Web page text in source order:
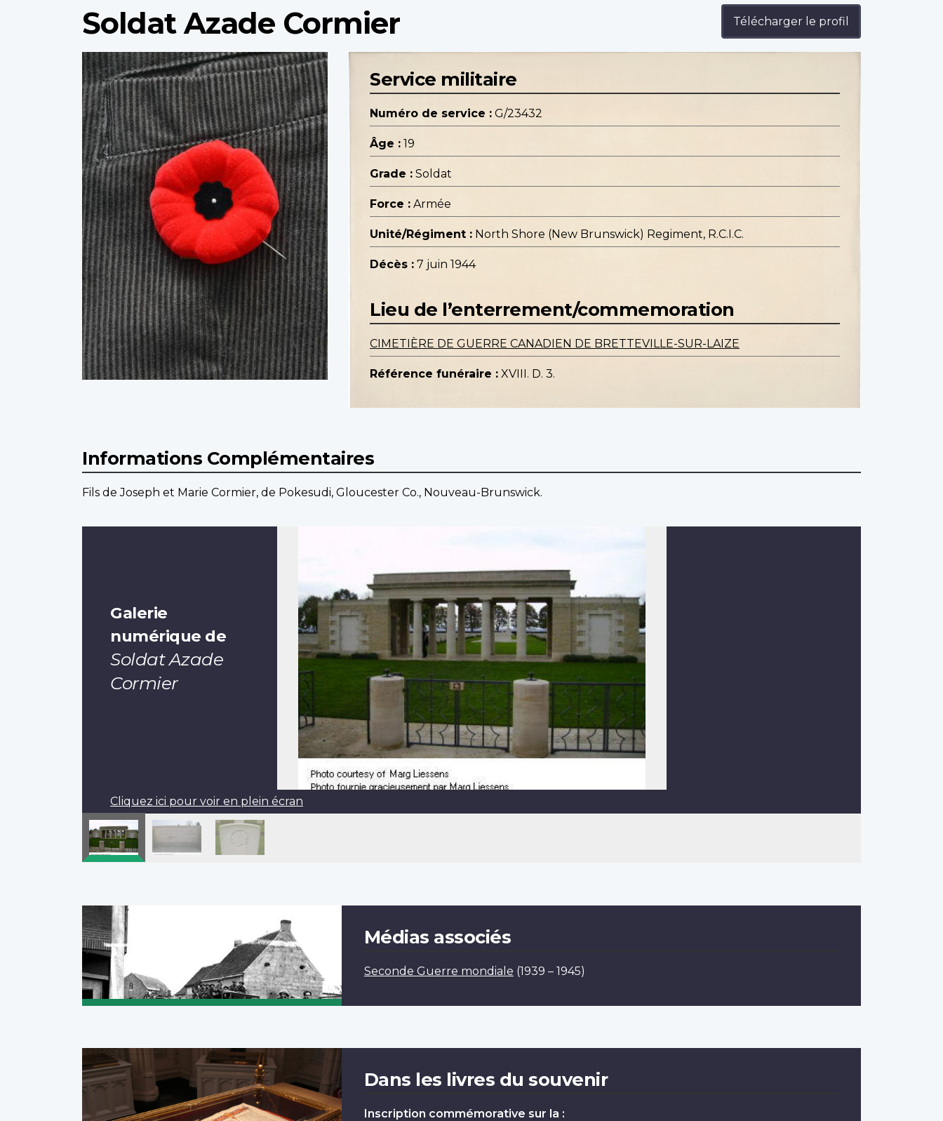
Soldat Azade Cormier Télécharger le profil
Profile
image
Service militaire
Numéro de service : G/23432
Âge : 19
Grade : Soldat
Force : Armée
Unité/Régiment : North Shore (New Brunswick) Regiment, R.C.I.C.
Décès : 7 juin 1944
Lieu de l’enterrement/commemoration
CIMETIÈRE DE GUERRE CANADIEN DE BRETTEVILLE-SUR-LAIZE
Référence funéraire : XVIII. D. 3.
Informations Complémentaires
Fils de Joseph et Marie Cormier, de Pokesudi, Gloucester Co., Nouveau-Brunswick.
Galerie
numérique de
Soldat Azade
Cormier
Cliquez ici pour voir en plein écran
Médias associés
Seconde Guerre mondiale (1939 – 1945)
Dans les livres du souvenir
Inscription commémorative sur la :